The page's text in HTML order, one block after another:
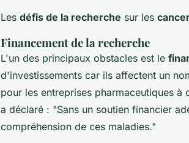
Les défis de la recherche sur les
Financement de la recherche
L'un des principaux obstacles est le
d'investissements car ils affectent un
pour les entreprises pharmaceutiques
a déclaré : "Sans un soutien financier
compréhension de ces maladies."